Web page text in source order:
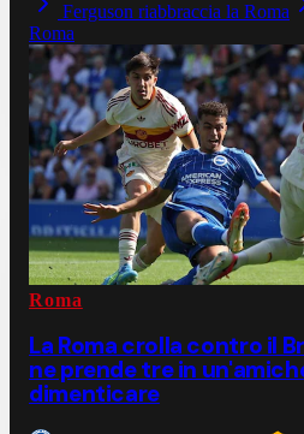
Ferguson riabbraccia la Roma
Roma
Roma
La Roma crolla contro il
ne prende tre in
dimenticare